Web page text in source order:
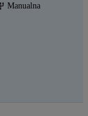
Manualna